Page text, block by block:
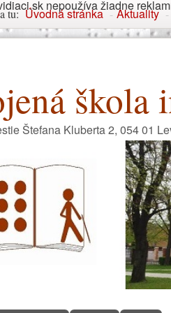
sa tu
tu:Úvodná stránka - Aktuality -
škola
Štefana Kluberta 2, 054 01
nepoužíva žiadne